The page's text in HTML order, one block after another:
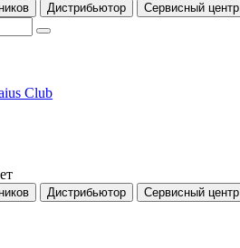
Дистрибьютор Сервисный центр
Club
Дистрибьютор Сервисный центр